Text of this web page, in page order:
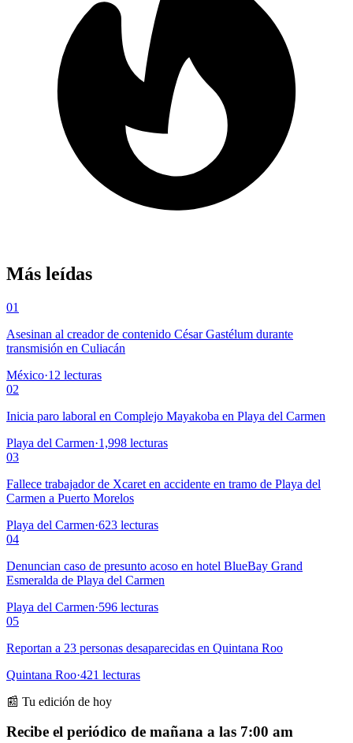
Más leídas
01
Asesinan al creador de contenido César Gastélum durante
transmisión en Culiacán
México·12 lecturas
02
Inicia paro laboral en Complejo Mayakoba en Playa del Carmen
Playa del Carmen·1,998 lecturas
03
Fallece trabajador de Xcaret en accidente en tramo de Playa del
Carmen a Puerto Morelos
Playa del Carmen·623 lecturas
04
Denuncian caso de presunto acoso en hotel BlueBay Grand
Esmeralda de Playa del Carmen
Playa del Carmen·596 lecturas
05
Reportan a 23 personas desaparecidas en Quintana Roo
Quintana Roo·421 lecturas
📰 Tu edición de hoy
Recibe el periódico de mañana a las 7:00 am